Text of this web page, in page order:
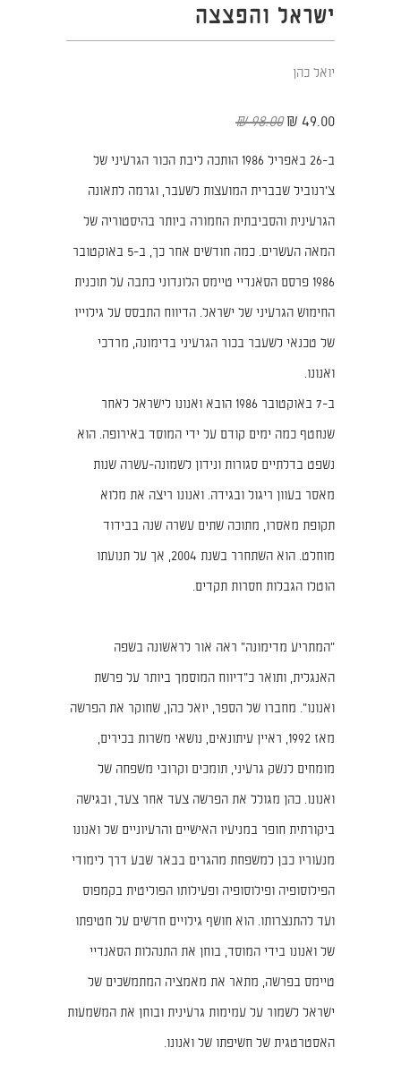
ישראל והפצצה
יואל כהן
49.00 ₪
98.00 ₪
ב-26 באפריל 1986 הותכה ליבת הכור הגרעיני של
צ'רנוביל שבברית המועצות לשעבר, וגרמה לתאונה
הגרעינית והסביבתית החמורה ביותר בהיסטוריה של
המאה העשרים. כמה חודשים אחר כך, ב-5 באוקטובר
1986 פרסם הסאנדיי טיימס הלונדוני כתבה על תוכנית
החימוש הגרעיני של ישראל. הדיווח התבסס על גילוייו
של טכנאי לשעבר בכור הגרעיני בדימונה, מרדכי
ואנונו.
ב-7 באוקטובר 1986 הובא ואנונו לישראל לאחר
שנחטף כמה ימים קודם על ידי המוסד באירופה. הוא
נשפט בדלתיים סגורות ונידון לשמונה-עשרה שנות
מאסר בעוון ריגול ובגידה. ואנונו ריצה את מלוא
תקופת מאסרו, מתוכה שתים עשרה שנה בבידוד
מוחלט. הוא השתחרר בשנת 2004, אך על תנועתו
הוטלו הגבלות חסרות תקדים.
"המתריע מדימונה" ראה אור לראשונה בשפה
האנגלית, ותואר כ"דיווח המוסמך ביותר על פרשת
ואנונו". מחברו של הספר, יואל כהן, שחוקר את הפרשה
מאז 1992, ראיין עיתונאים, נושאי משרות בכירים,
מומחים לנשק גרעיני, תומכים וקרובי משפחה של
ואנונו. כהן מגולל את הפרשה צעד אחר צעד, ובגישה
ביקורתית חופר במניעיו האישיים והרעיוניים של ואנונו
מנעוריו כבן למשפחת מהגרים בבאר שבע דרך לימודי
הפילוסופיה ופילוסופיה ופעילותו הפוליטית בקמפוס
ועד להתנצרותו. הוא חושף גילויים חדשים על חטיפתו
של ואנונו בידי המוסד, בוחן את התנהלות הסאנדיי
טיימס בפרשה, מתאר את מאמציה המתמשכים של
ישראל לשמור על עמימות גרעינית ובוחן את המשמעות
האסטרטגית של חשיפתו של ואנונו.